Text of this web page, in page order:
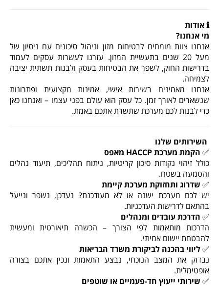
ℹ️אודות
מי אנחנו?
אנחנו צוות מומחים לבטיחות מזון וניהול סיכונים עם ניסיון של
מעל 20 שנים בתעשיית המזון. עזרנו לעשרות עסקים לעמוד
בדרישות החוק, לשפר את הבטיחות בעסק ולבנות תשתית יציבה
לצמיחה.
אנחנו מאמינים בשירות אישי, אמינות מקצועית ופתרונות
שנשארים לאורך זמן. כל עסק הוא עולם בפני עצמו – ואנחנו כאן
כדי לבנות לכם מערכת שתשרת אתכם באמת.
השירותים שלנו
✅ הקמת מערכתHACCP מאפס
כולל זיהוי נקודות סיכון קריטיות, ניתוח תהליכים, תיעוד נהלים
והטמעה בשטח.
✅ שדרוג ותחזוקת מערכת קיימת
יש לכם מערכת ישנה או לא מעודכנת? נעדכן, נשפר ונייעל
בהתאם לדרישות העדכניות.
✅ הדרכת עובדים ומנהלים
הדרכות מותאמות לפי הצורך – הכשרה תיאורטית ומעשית
להבטחת יישום אמיתי.
✅ליווי בהכנה לביקורת משרד הבריאות
נבדוק את המצב הנוכחי, נבצע התאמות ונכין אתכם בצורה
אופטימלית.
✅ שירותי ייעוץ חד-פעמיים או שוטפים